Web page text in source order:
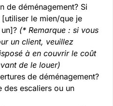
de déménagement? Si
le mien/que je
un]? (* Remarque : si vous
un client, veuillez
à en couvrir le coût
de le louer)
de déménagement?
des escaliers ou un